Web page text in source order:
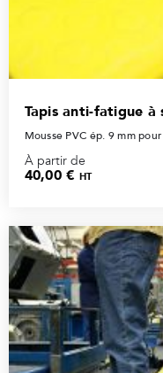
Tapis anti-fatigue à
Mousse PVC ép. 9 mm
À partir de
40,00 € HT